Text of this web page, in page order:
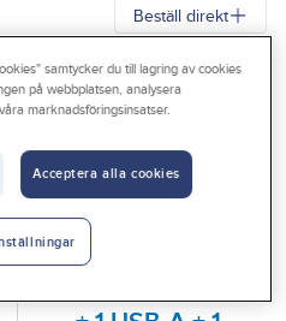
Beställ direkt
& förgrena
på bord
SCHNEIDER
Grenuttag,
bordsenhet,
samtycker du till lagring av cookies
på webbplatsen, analysera
marknadsföringsinsatser.
Acceptera alla cookies